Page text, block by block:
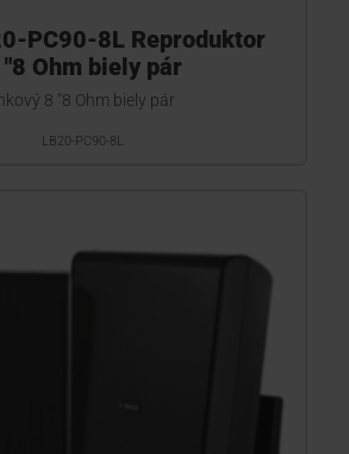
PC90-8L Reproduktor
Ohm biely pár
8 "8 Ohm biely pár
LB20-PC90-8L